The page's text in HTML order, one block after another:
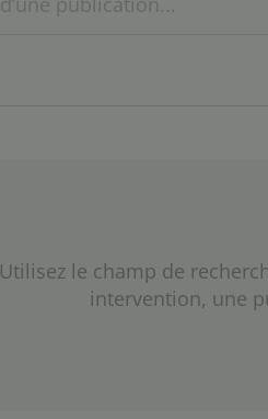
Utilisez le champ de
intervention, une